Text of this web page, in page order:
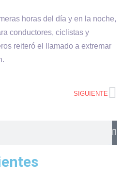
horas del día y en la noche,
conductores, ciclistas y
reiteró el llamado a extremar
SIGUIENTE